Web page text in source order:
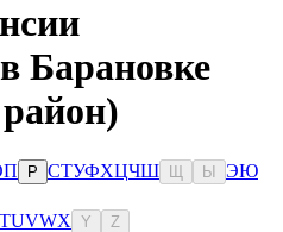
Барановке
П Р СТУФХЦЧШ Ы ЭЮ
TUVWX Y Z